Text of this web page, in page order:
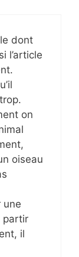
dont
l’article
on
oiseau
une
partir
il